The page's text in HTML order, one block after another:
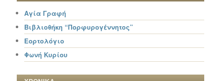
Αγία Γραφή
Βιβλιοθήκη “Πορφυρογέννητος”
Εορτολόγιο
Φωνή Κυρίου